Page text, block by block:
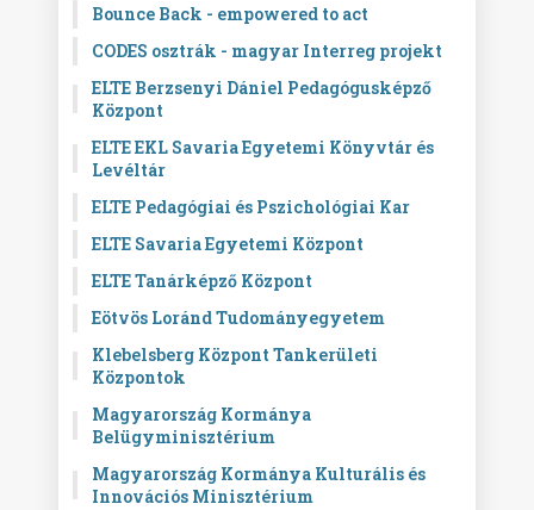
Bounce Back - empowered to act
CODES osztrák - magyar Interreg projekt
ELTE Berzsenyi Dániel Pedagógusképző
Központ
ELTE EKL Savaria Egyetemi Könyvtár és
Levéltár
ELTE Pedagógiai és Pszichológiai Kar
ELTE Savaria Egyetemi Központ
ELTE Tanárképző Központ
Eötvös Loránd Tudományegyetem
Klebelsberg Központ Tankerületi
Központok
Magyarország Kormánya
Belügyminisztérium
Magyarország Kormánya Kulturális és
Innovációs Minisztérium